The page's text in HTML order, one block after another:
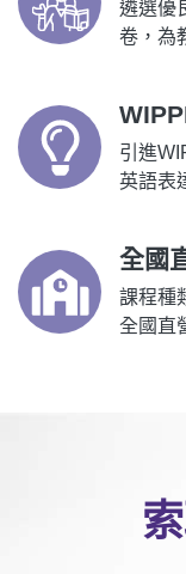
遴選優
卷，為
引進
英語表
全國
課程種
全國直